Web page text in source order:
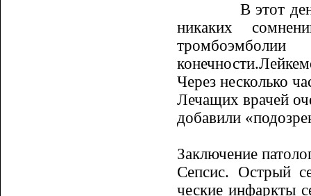
В этот
никаких
Через несколько
Лечащих врачей
добавили
Заключение
Сепсис. Острый
ческие инфаркты